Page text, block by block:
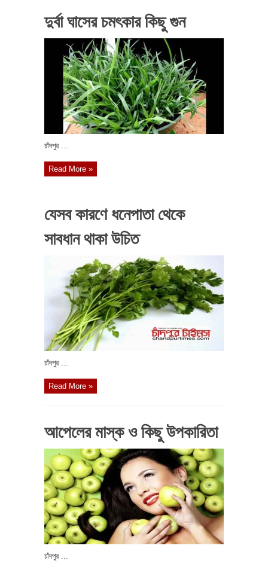
দুর্বা ঘাসের চমৎকার কিছু গুন
চাঁদপুর ...
Read More »
যেসব কারণে ধনেপাতা থেকে
সাবধান থাকা উচিত
চাঁদপুর ...
Read More »
আপেলের মাস্ক ও কিছু উপকারিতা
চাঁদপুর ...